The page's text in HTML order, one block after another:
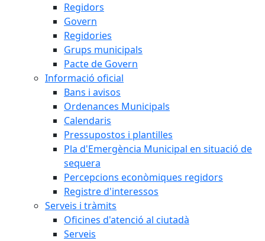
Regidors
Govern
Regidories
Grups municipals
Pacte de Govern
Informació oficial
Bans i avisos
Ordenances Municipals
Calendaris
Pressupostos i plantilles
Pla d'Emergència Municipal en situació de
sequera
Percepcions econòmiques regidors
Registre d'interessos
Serveis i tràmits
Oficines d'atenció al ciutadà
Serveis